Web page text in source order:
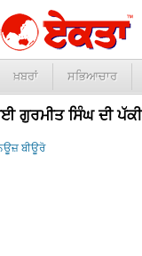
ਖ਼ਬਰਾਂ ਸਭਿਆਚਾਰ
ਗੁਰਮੀਤ ਸਿੰਘ ਦੀ
ਬੀਊਰੋ